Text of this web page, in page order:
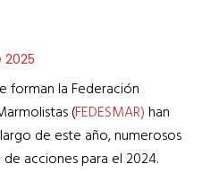
forman la Federación
(FEDESMAR)han
de este año, numerosos
acciones para el 2024.